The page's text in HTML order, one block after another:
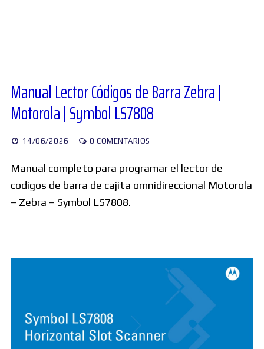
Foros
Buscar:
Manual Lector Códigos de Barra Zebra |
Motorola | Symbol LS7808
14/06/2026 0 COMENTARIOS
Manual completo para programar el lector de
codigos de barra de cajita omnidireccional Motorola
– Zebra – Symbol LS7808.